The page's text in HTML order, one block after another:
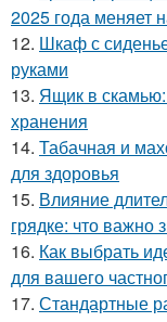
2025 года меняет
12. Шкаф с
руками
13. Ящик в скамью:
хранения
14. Табачная и
для здоровья
15. Влияние
грядке: что важно
16. Как выбрать
для вашего
17. Стандартные